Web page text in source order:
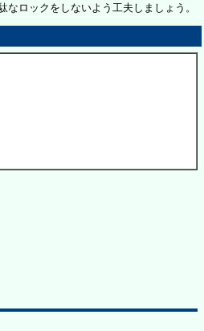
ロックをしないよう工夫しましょう。